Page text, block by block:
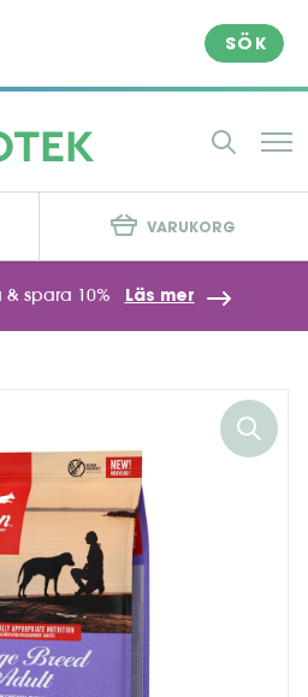
SÖK
VARUKORG
& spara 10% Läs mer